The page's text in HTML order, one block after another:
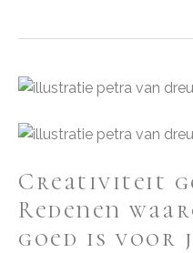
Creativiteit
Redenen
goed is voor